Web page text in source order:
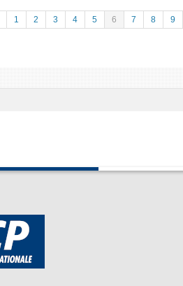
1 2 3 4 5 6 7 8 9